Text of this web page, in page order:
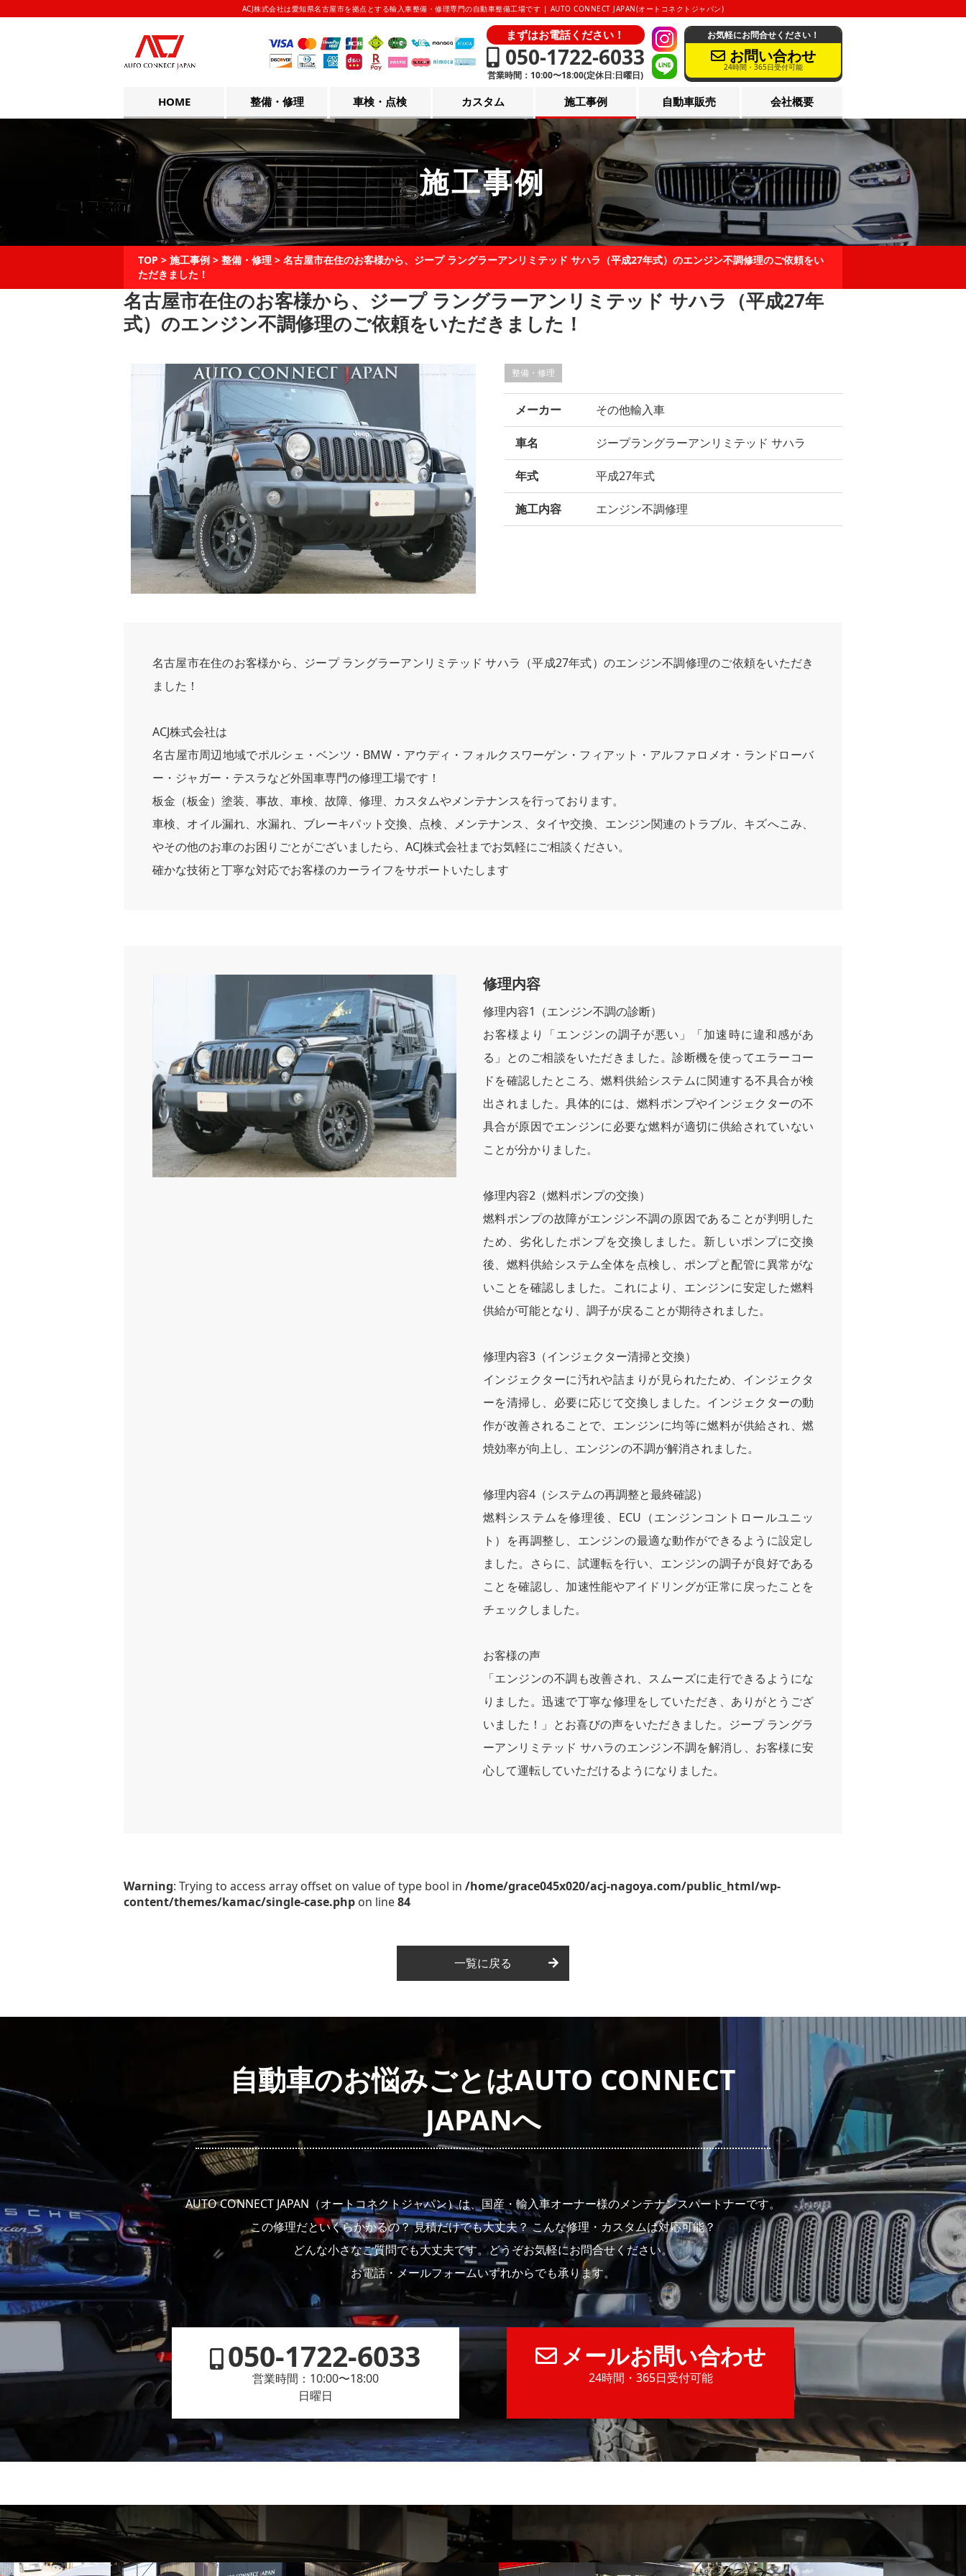
ACJ株式会社は愛知県名古屋市を拠点とする輸入車整備・修理専門の自動車整備工場です | AUTO CONNECT JAPAN(オートコネクトジャパン)
まずはお電話ください！
050-1722-6033
営業時間：10:00〜18:00(定休日:日曜日)
お気軽にお問合せください！
お問い合わせ
24時間・365日受付可能
HOME 整備・修理 車検・点検 カスタム 施工事例 自動車販売 会社概要
施工事例
TOP > 施工事例 > 整備・修理 > 名古屋市在住のお客様から、ジープ ラングラーアンリミテッド サハラ（平成27年式）のエンジン不調修理のご依頼をい
ただきました！
名古屋市在住のお客様から、ジープ ラングラーアンリミテッド サハラ（平成27年
式）のエンジン不調修理のご依頼をいただきました！
整備・修理
メーカー その他輸入車
車名 ジープラングラーアンリミテッド サハラ
年式 平成27年式
施工内容 エンジン不調修理
名古屋市在住のお客様から、ジープ ラングラーアンリミテッド サハラ（平成27年式）のエンジン不調修理のご依頼をいただき
ました！
ACJ株式会社は
名古屋市周辺地域でポルシェ・ベンツ・BMW・アウディ・フォルクスワーゲン・フィアット・アルファロメオ・ランドローバ
ー・ジャガー・テスラなど外国車専門の修理工場です！
板金（板金）塗装、事故、車検、故障、修理、カスタムやメンテナンスを行っております。
車検、オイル漏れ、水漏れ、ブレーキパット交換、点検、メンテナンス、タイヤ交換、エンジン関連のトラブル、キズへこみ、
やその他のお車のお困りごとがございましたら、ACJ株式会社までお気軽にご相談ください。
確かな技術と丁寧な対応でお客様のカーライフをサポートいたします
修理内容
修理内容1（エンジン不調の診断）
お客様より「エンジンの調子が悪い」「加速時に違和感があ
る」とのご相談をいただきました。診断機を使ってエラーコー
ドを確認したところ、燃料供給システムに関連する不具合が検
出されました。具体的には、燃料ポンプやインジェクターの不
具合が原因でエンジンに必要な燃料が適切に供給されていない
ことが分かりました。
修理内容2（燃料ポンプの交換）
燃料ポンプの故障がエンジン不調の原因であることが判明した
ため、劣化したポンプを交換しました。新しいポンプに交換
後、燃料供給システム全体を点検し、ポンプと配管に異常がな
いことを確認しました。これにより、エンジンに安定した燃料
供給が可能となり、調子が戻ることが期待されました。
修理内容3（インジェクター清掃と交換）
インジェクターに汚れや詰まりが見られたため、インジェクタ
ーを清掃し、必要に応じて交換しました。インジェクターの動
作が改善されることで、エンジンに均等に燃料が供給され、燃
焼効率が向上し、エンジンの不調が解消されました。
修理内容4（システムの再調整と最終確認）
燃料システムを修理後、ECU（エンジンコントロールユニッ
ト）を再調整し、エンジンの最適な動作ができるように設定し
ました。さらに、試運転を行い、エンジンの調子が良好である
ことを確認し、加速性能やアイドリングが正常に戻ったことを
チェックしました。
お客様の声
「エンジンの不調も改善され、スムーズに走行できるようにな
りました。迅速で丁寧な修理をしていただき、ありがとうござ
いました！」とお喜びの声をいただきました。ジープ ラングラ
ーアンリミテッド サハラのエンジン不調を解消し、お客様に安
心して運転していただけるようになりました。
Warning: Trying to access array offset on value of type bool in /home/grace045x020/acj-nagoya.com/public_html/wp-
content/themes/kamac/single-case.php on line84
一覧に戻る
自動車のお悩みごとはAUTO CONNECT
JAPANへ
AUTO CONNECT JAPAN（オートコネクトジャパン）は、国産・輸入車オーナー様のメンテナンスパートナーです。
この修理だといくらかかるの？ 見積だけでも大丈夫？ こんな修理・カスタムは対応可能？
どんな小さなご質問でも大丈夫です。どうぞお気軽にお問合せください。
お電話・メールフォームいずれからでも承ります。
050-1722-6033
営業時間：10:00〜18:00
日曜日
メールお問い合わせ
24時間・365日受付可能